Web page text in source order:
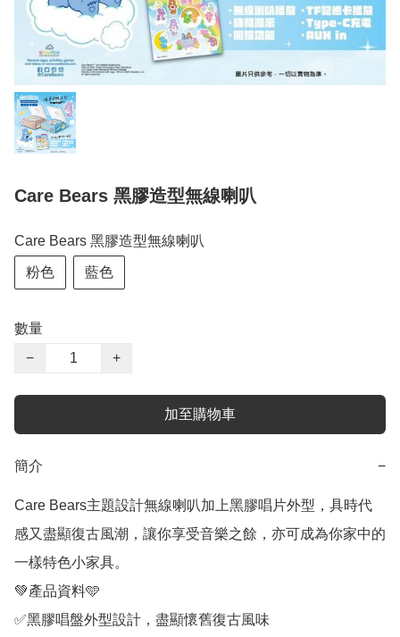
Care Bears 黑膠造型無線喇叭
Care Bears 黑膠造型無線喇叭
粉色 藍色
數量
−
+
加至購物車
簡介 −
Care Bears主題設計無線喇叭加上黑膠唱片外型，具時代
感又盡顯復古風潮，讓你享受音樂之餘，亦可成為你家中的
一樣特色小家具。
💚產品資料🩵
✅黑膠唱盤外型設計，盡顯懷舊復古風味